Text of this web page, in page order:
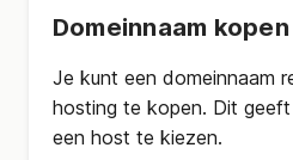
Domeinnaam
Je kunt een domeinnaam
hosting te kopen. Dit
een host te kiezen.